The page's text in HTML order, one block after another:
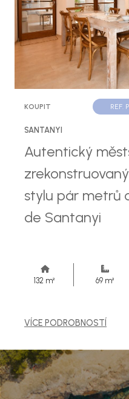
KOUPIT REF.
SANTANYI
Autentický
stylu pár metrů
de Santanyi
132 m² 69 m²
VÍCE PODROBNOSTÍ